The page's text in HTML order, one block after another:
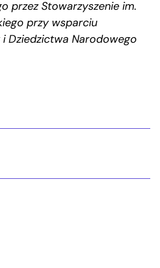
przez Stowarzyszenie im.
przy wsparciu
Dziedzictwa Narodowego